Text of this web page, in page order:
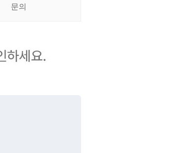
문의